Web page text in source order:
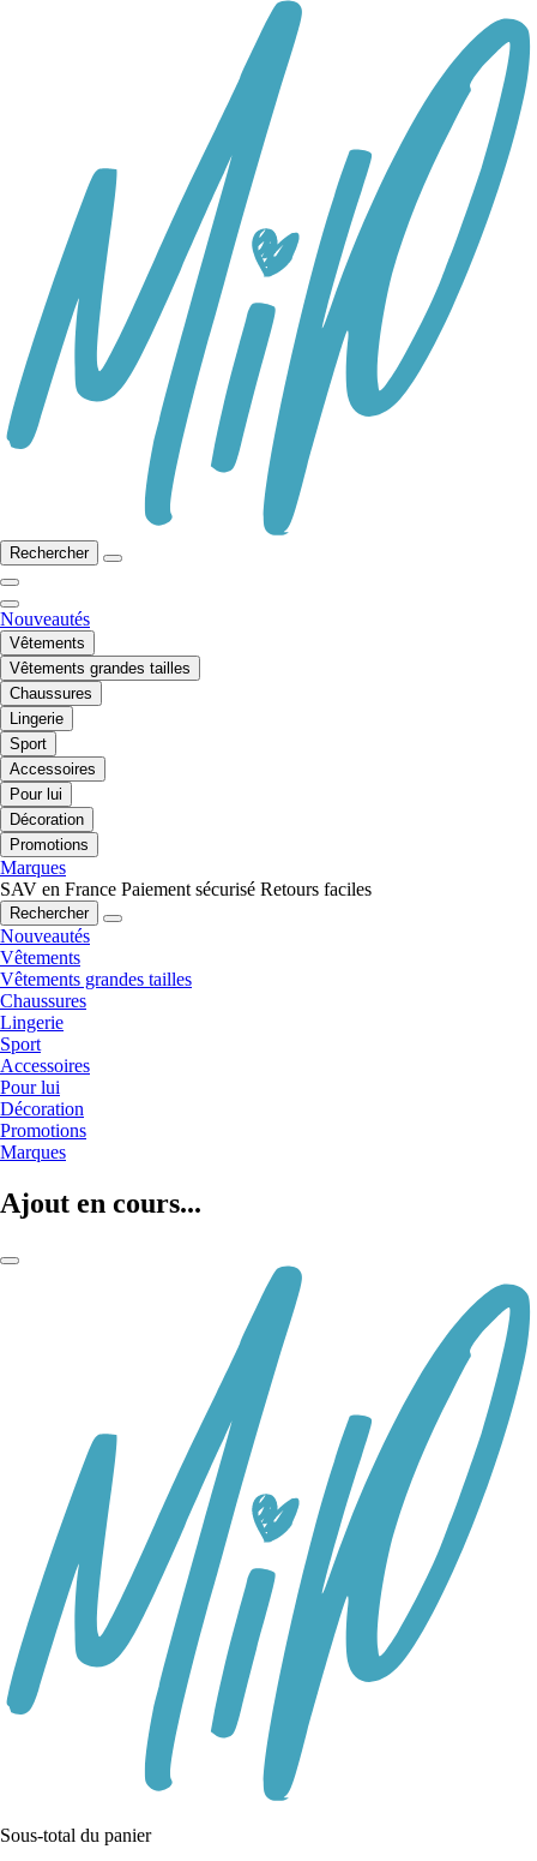
Rechercher
Nouveautés
Vêtements
Vêtements grandes tailles
Chaussures
Lingerie
Sport
Accessoires
Pour lui
Décoration
Promotions
Marques
SAV en France Paiement sécurisé Retours faciles
Rechercher
Nouveautés
Vêtements
Vêtements grandes tailles
Chaussures
Lingerie
Sport
Accessoires
Pour lui
Décoration
Promotions
Marques
Ajout en cours...
Sous-total du panier